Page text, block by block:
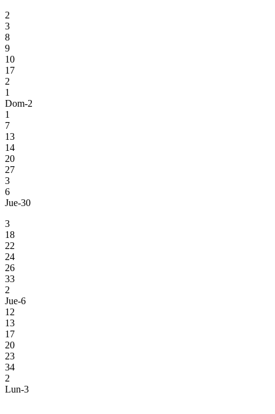
2
3
8
9
10
17
2
1
Dom-2
1
7
13
14
20
27
3
6
Jue-30
3
18
22
24
26
33
2
Jue-6
12
13
17
20
23
34
2
Lun-3